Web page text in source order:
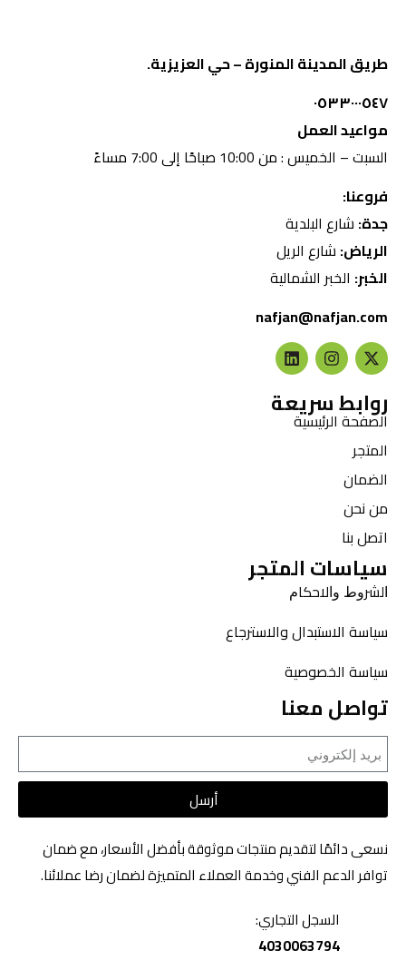
طريق المدينة المنورة – حي العزيزية.
٠٥٣٣٠٠٠٥٤٧
مواعيد العمل
السبت – الخميس : من 10:00 صباحًا إلى 7:00 مساءً
فروعنا:
جدة: شارع البلدية
الرياض: شارع الريل
الخبر: الخبر الشمالية
nafjan@nafjan.com
روابط سريعة
الصفحة الرئيسية
المتجر
الضمان
من نحن
اتصل بنا
سياسات المتجر
ﺍﻟﺸﺮﻭﻁ ﻭﺍﻻﺣﻜﺎﻡ
سياسة الاستبدال والاسترجاع
سياسة الخصوصية
تواصل معنا
أرسل
نسعى دائمًا لتقديم منتجات موثوقة بأفضل الأسعار، مع ضمان
توافر الدعم الفني وخدمة العملاء المتميزة لضمان رضا عملائنا.
السجل التجاري:
4030063794